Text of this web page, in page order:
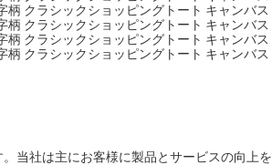
当社は主にお客様に製品とサービスの向上を